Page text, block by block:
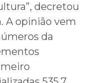
decretou
A opinião vem
da